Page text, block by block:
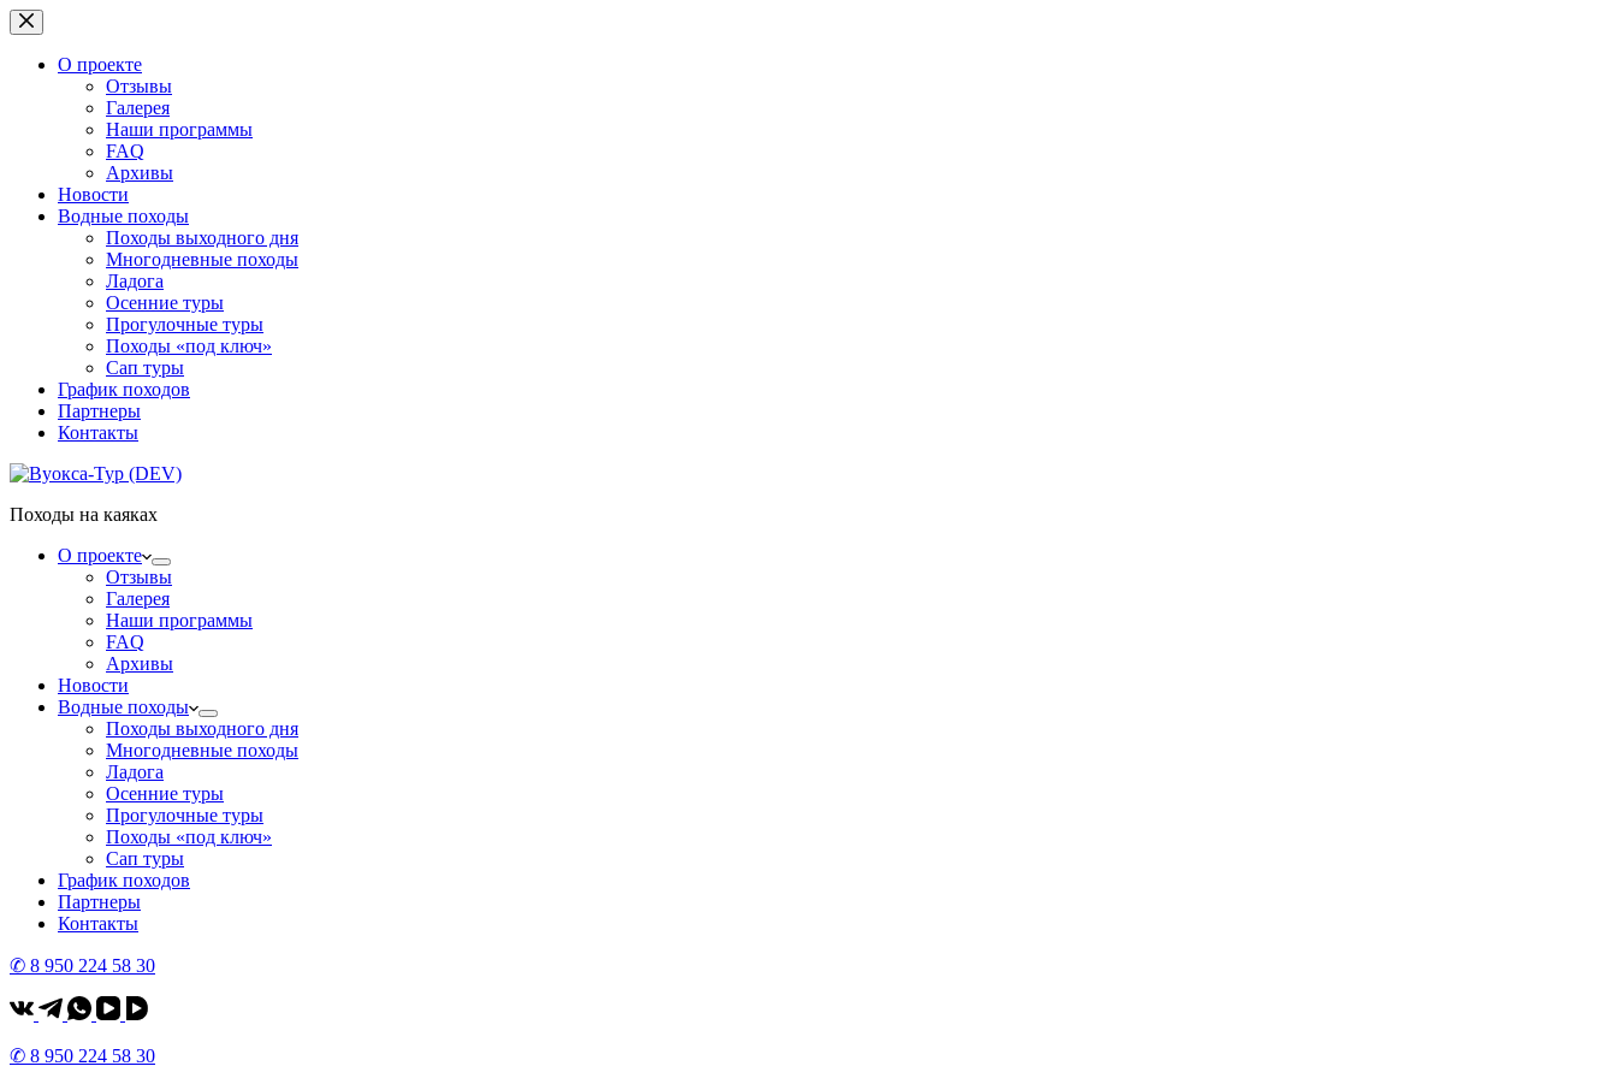
Перейти
к
сути
О проекте
Отзывы
Галерея
Наши программы
FAQ
Архивы
Новости
Водные походы
Походы выходного дня
Многодневные походы
Ладога
Осенние туры
Прогулочные туры
Походы «под ключ»
Сап туры
График походов
Партнеры
Контакты
Походы на каяках
О проекте
Отзывы
Галерея
Наши программы
FAQ
Архивы
Новости
Водные походы
Походы выходного дня
Многодневные походы
Ладога
Осенние туры
Прогулочные туры
Походы «под ключ»
Сап туры
График походов
Партнеры
Контакты
✆ 8 950 224 58 30
✆ 8 950 224 58 30